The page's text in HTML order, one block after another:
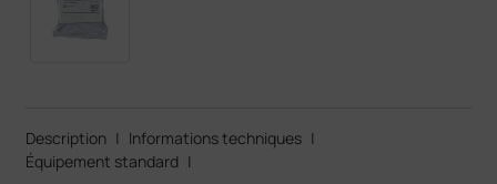
Description | Informations techniques |
Équipement standard |